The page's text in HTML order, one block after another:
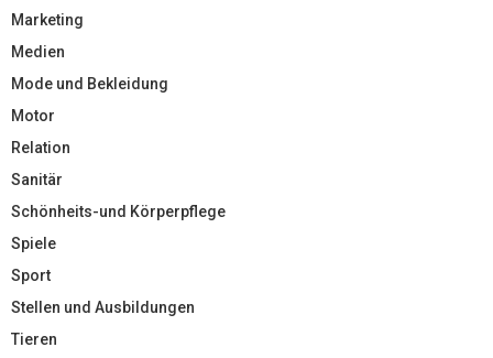
Marketing
Medien
Mode und Bekleidung
Motor
Relation
Sanitär
Schönheits-und Körperpflege
Spiele
Sport
Stellen und Ausbildungen
Tieren